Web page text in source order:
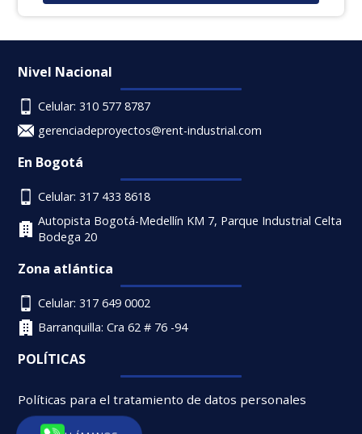
Nivel Nacional
Celular: 310 577 8787
gerenciadeproyectos@rent-industrial.com
En Bogotá
Celular: 317 433 8618
Autopista Bogotá-Medellín KM 7, Parque Industrial Celta
Bodega 20
Zona atlántica
Celular: 317 649 0002
Barranquilla: Cra 62 # 76 -94
POLÍTICAS
Políticas para el tratamiento de datos personales